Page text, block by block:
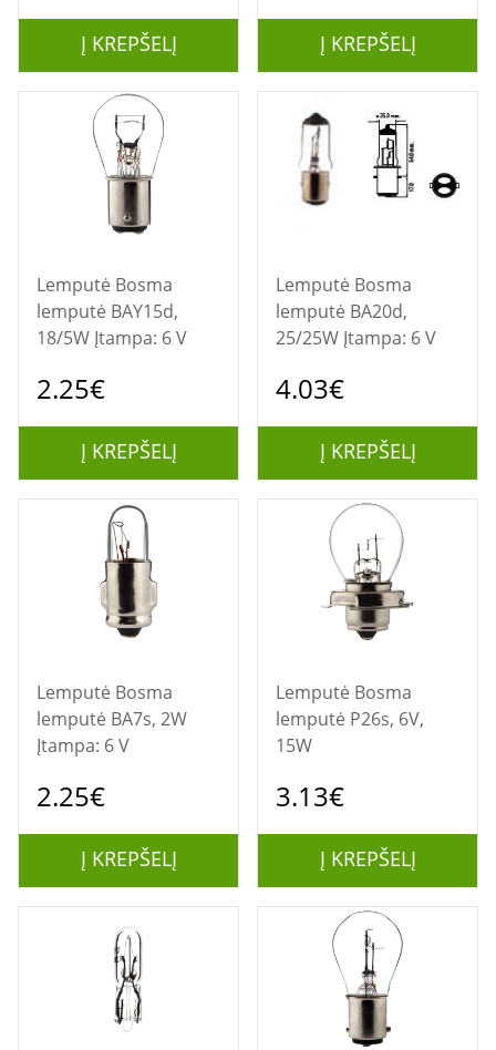
Į KREPŠELĮ Į KREPŠELĮ
Lemputė Bosma
lemputė BAY15d,
18/5W Įtampa: 6 V
2.25€
Į KREPŠELĮ
Lemputė Bosma
lemputė BA20d,
25/25W Įtampa: 6 V
4.03€
Į KREPŠELĮ
Lemputė Bosma
lemputė BA7s, 2W
Įtampa: 6 V
2.25€
Į KREPŠELĮ
Lemputė Bosma
lemputė P26s, 6V,
15W
3.13€
Į KREPŠELĮ